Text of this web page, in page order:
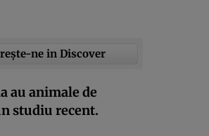
ne in Discover
au animale de
studiu recent.